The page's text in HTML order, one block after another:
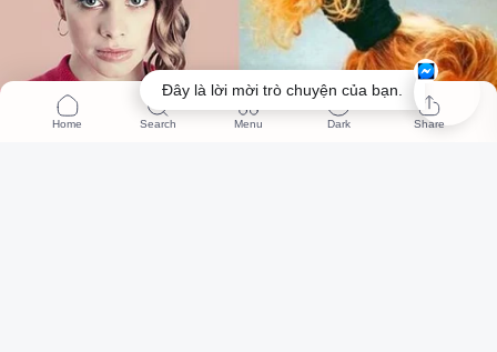
Đây là lời mời trò chuyện của bạn.